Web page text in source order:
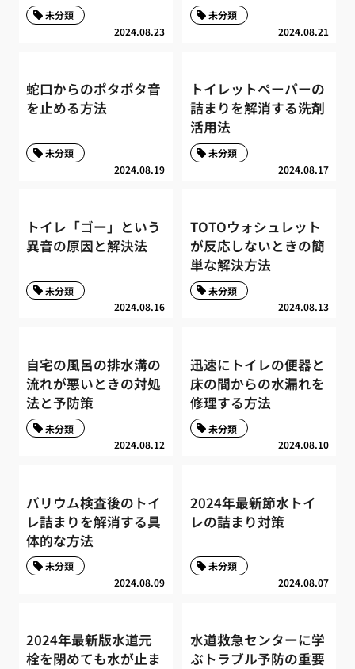
2024.08.23
未分類
2024.08.21
未分類
蛇口からのポタポタ音
を止める方法
2024.08.19
未分類
トイレットペーパーの
詰まりを解消する洗剤
活用法
2024.08.17
未分類
トイレ「ゴー」という
異音の原因と解決法
2024.08.16
未分類
TOTOウォシュレット
が反応しないときの簡
単な解決方法
2024.08.13
未分類
自宅の風呂の排水溝の
流れが悪いときの対処
法と予防策
2024.08.12
未分類
迅速にトイレの便器と
床の間からの水漏れを
修理する方法
2024.08.10
未分類
バリウム検査後のトイ
レ詰まりを解消する具
体的な方法
2024.08.09
未分類
2024年最新節水トイ
レの詰まり対策
2024.08.07
未分類
2024年最新版水道元
栓を閉めても水が止ま
水道救急センターに学
ぶトラブル予防の重要